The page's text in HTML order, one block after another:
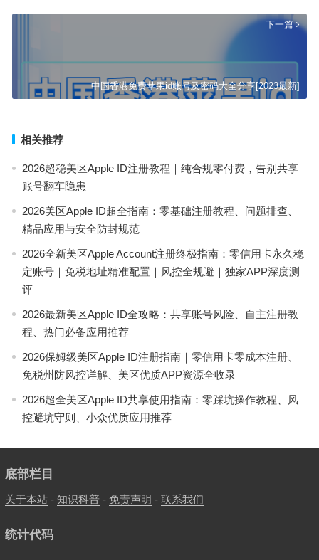
下一篇
中国香港免费苹果id账号及密码大全分享[2023最新]
相关推荐
2026超稳美区Apple ID注册教程｜纯合规零付费，告别共享
账号翻车隐患
2026美区Apple ID超全指南：零基础注册教程、问题排查、
精品应用与安全防封规范
2026全新美区Apple Account注册终极指南：零信用卡永久稳
定账号｜免税地址精准配置｜风控全规避｜独家APP深度测
评
2026最新美区Apple ID全攻略：共享账号风险、自主注册教
程、热门必备应用推荐
2026保姆级美区Apple ID注册指南｜零信用卡零成本注册、
免税州防风控详解、美区优质APP资源全收录
2026超全美区Apple ID共享使用指南：零踩坑操作教程、风
控避坑守则、小众优质应用推荐
底部栏目
关于本站- 知识科普- 免责声明 - 联系我们
统计代码